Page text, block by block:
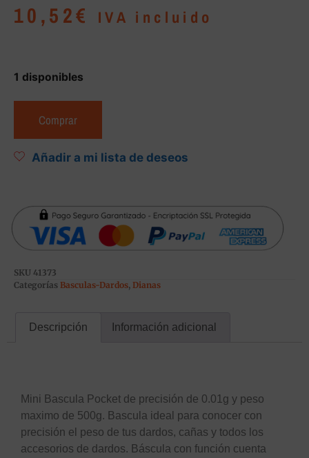
10,52€ IVA incluido
1 disponibles
Comprar
Añadir a mi lista de deseos
SKU 41373
Categorías Basculas-Dardos, Dianas
Descripción Información adicional
Mini Bascula Pocket de precisión de 0.01g y peso
maximo de 500g. Bascula ideal para conocer con
precisión el peso de tus dardos, cañas y todos los
accesorios de dardos. Báscula con función cuenta